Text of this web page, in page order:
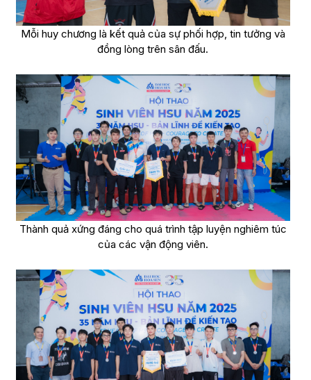
Mỗi huy chương là kết quả của sự phối hợp, tin tưởng và
đồng lòng trên sân đấu.
Thành quả xứng đáng cho quá trình tập luyện nghiêm túc
của các vận động viên.